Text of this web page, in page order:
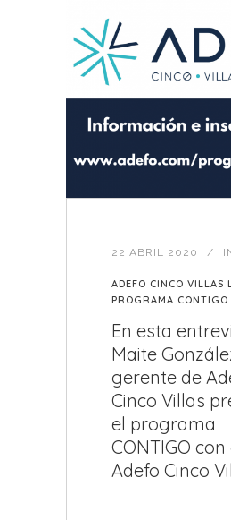
22 ABRIL 2020
ADEFO CINCO VILLAS
PROGRAMA CONTIGO
En esta
Maite
gerente de
Cinco Villas
el programa
CONTIGO
Adefo Cinco